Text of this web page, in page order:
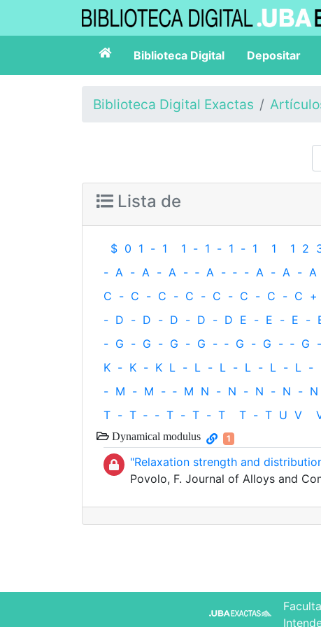
Biblioteca Digital Depositar
Biblioteca Digital Exactas
Lista de
$ 0 1 - 1 1 - 1 - 1 - 1 1 1 2
- A - A - A - ‐ A - ‐ - A - A - A
C - C - C - C - C - C - C - C +
- D - D - D - D - D E - E - E -
- G - G - G - G - ‐ G - G - ‐ G -
K - K - K L - L - L - L - L - L -
- M - M - ‐ M N - N - N - N - N
T - T ‐ - T - T - T T - T U V
Dynamical modulus 1
"Relaxation strength and
Povolo, F. Journal of Alloys and